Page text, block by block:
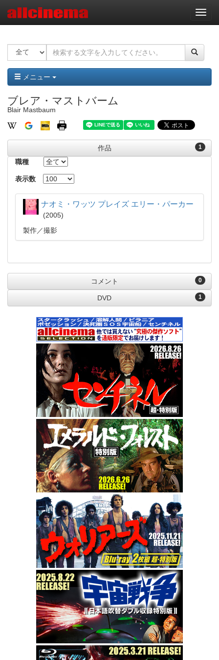
ナ
ビ
ー
ョ
ン
メニュー
ブレア・マストバーム
Blair Mastbaum
1
作品
職種
表示数
ナオミ・ワッツ プレイズ エリー・パーカー
2005
製作
撮影
0
コメント
1
DVD